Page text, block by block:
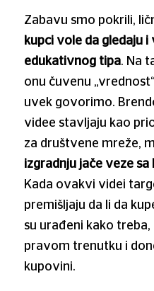
Zabavu smo pokrili,
kupci vole da gledaju i
edukativnog tipa. Na
onu čuvenu
uvek govorimo.
videe stavljaju kao
za društvene mreže,
izgradnju jače veze
Kada ovakvi videi
premišljaju da li da
su urađeni kako
pravom trenutku i
kupovini.